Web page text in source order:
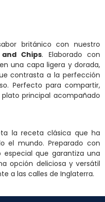
británico con nuestro
Chips. Elaborado con
una capa ligera y dorada,
contrasta a la perfección
Perfecto para compartir,
principal acompañado
la receta clásica que ha
el mundo. Preparado con
que garantiza una
opción deliciosa y versátil
a las calles de Inglaterra.